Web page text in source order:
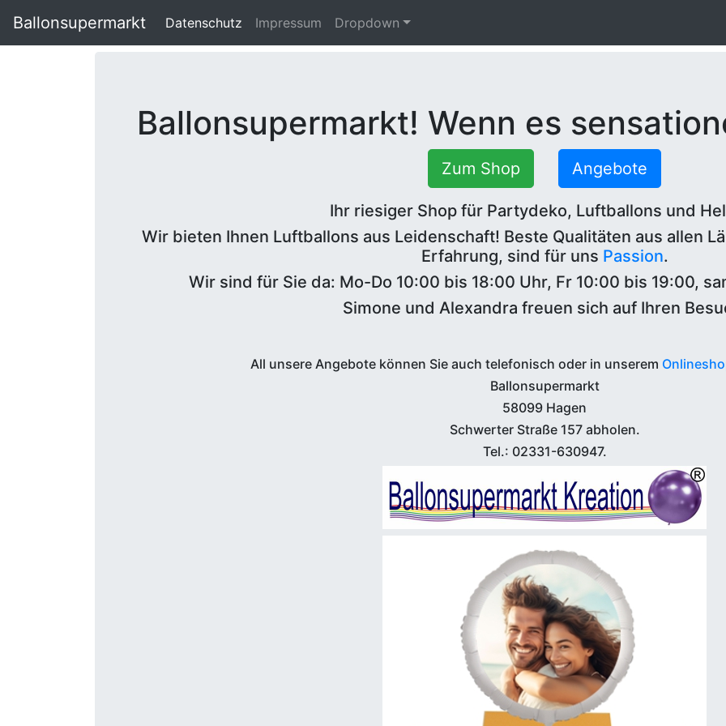
Ballonsupermarkt Datenschutz (current)
Impressum Dropdown
Ballonsupermarkt! Wenn es
Zum Shop Angebote
Ihr riesiger Shop für Partydeko, Luftballons und
Wir bieten Ihnen Luftballons aus Leidenschaft! Beste Qualitäten aus allen
Erfahrung, sind für uns Passion.
Wir sind für Sie da: Mo-Do 10:00 bis 18:00 Uhr, Fr 10:00 bis 19:00,
Simone und Alexandra freuen sich auf Ihren
All unsere Angebote können Sie auch telefonisch oder in unserem
Ballonsupermarkt
58099 Hagen
Schwerter Straße 157 abholen.
Tel.: 02331-630947.